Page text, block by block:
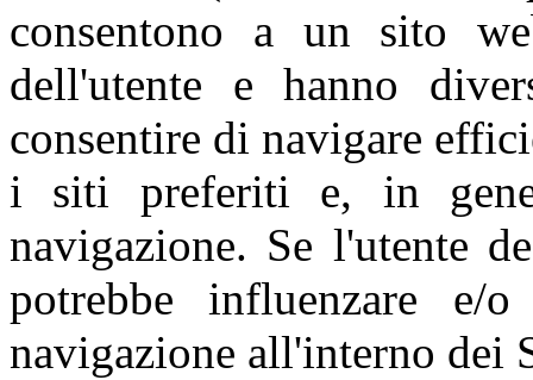
consentono a un sito
dell'utente e hanno
consentire di navigare
i siti preferiti e, in
navigazione. Se l'utente
potrebbe influenzare e/
navigazione all'interno dei